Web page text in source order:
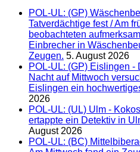
POL-UL: (GP)
Tatverdächtige fest / Am
beobachteten
Einbrecher in
Zeugen. 5. August 2026
POL-UL: (GP) Eislingen -
Nacht auf Mittwoch
Eislingen ein
2026
POL-UL: (UL) Ulm -
ertappte ein Detektiv in
August 2026
POL-UL: (BC)